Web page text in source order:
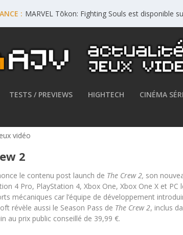
: MARVEL Tōkon: Fighting Souls est disponible
TESTS / PREVIEWS HIGHTECH CINÉMA
vidéo
2
le contenu post launch de The Crew 2, son
4 Pro, PlayStation 4, Xbox One, Xbox One X et
mécaniques car l’équipe de développement
révèle aussi le Season Pass de The Crew 2, inclus
au prix public conseillé de 39,99 €.